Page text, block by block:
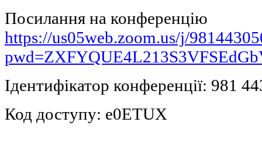
Посилання на конференцію
https://us05web.zoom.us/j/
Ідентифікатор конференції: 981
Код доступу: e0ETUX